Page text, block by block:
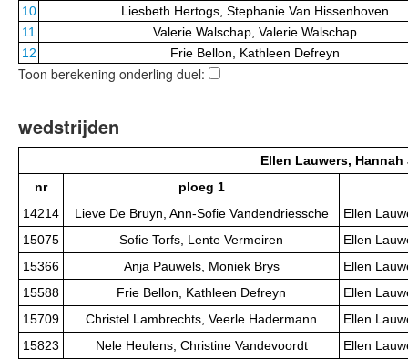
10
Liesbeth Hertogs, Stephanie Van Hissenhoven
11
Valerie Walschap, Valerie Walschap
12
Frie Bellon, Kathleen Defreyn
Toon berekening onderling duel:
wedstrijden
Ellen Lauwers, Hannah
nr
ploeg 1
14214
Lieve De Bruyn, Ann-Sofie Vandendriessche
Ellen
15075
Sofie Torfs, Lente Vermeiren
Ellen
15366
Anja Pauwels, Moniek Brys
Ellen
15588
Frie Bellon, Kathleen Defreyn
Ellen
15709
Christel Lambrechts, Veerle Hadermann
Ellen
15823
Nele Heulens, Christine Vandevoordt
Ellen